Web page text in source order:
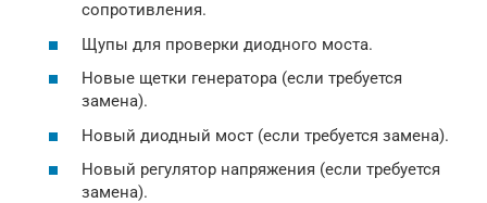
сопротивления.
Щупы для проверки диодного моста.
Новые щетки генератора (если требуется
замена).
Новый диодный мост (если требуется замена).
Новый регулятор напряжения (если требуется
замена).